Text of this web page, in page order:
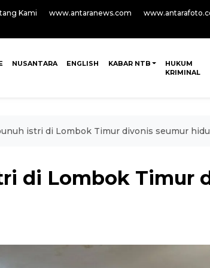
Kami www.antaranews.com
NUSANTARA ENGLISH KABAR NTB
HUKUM
KRIMINAL
istri di Lombok Timur divonis seumur
di Lombok Timur